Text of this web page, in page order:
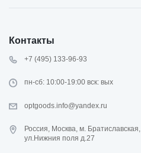
Контакты
+7 (495) 133-96-93
пн-сб: 10:00-19:00 вск: вых
optgoods.info@yandex.ru
Россия, Москва, м. Братиславская,
ул.Нижния поля д.27